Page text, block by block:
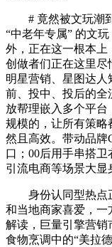
# 竟然被文玩潮
“中老年专属” 的文
外，正在这一根本
创做者们正在这里尽
明星营销、星图达人
前、投中、投后的全
放帮理嵌入多个平
规模的，让所有策略
然且高效。带动品牌
口；00后用手串搭卫
引流电商等场景大显
身份认同型热点正
和当地商家喜爱，一
解读，巨量引擎营销
食物烹调中的“美拉